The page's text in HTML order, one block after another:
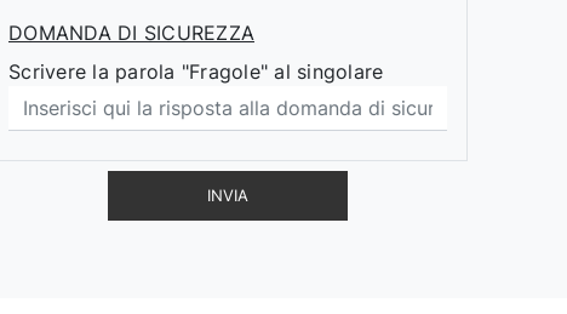
DOMANDA DI SICUREZZA
Scrivere la parola "Fragole" al singolare
INVIA